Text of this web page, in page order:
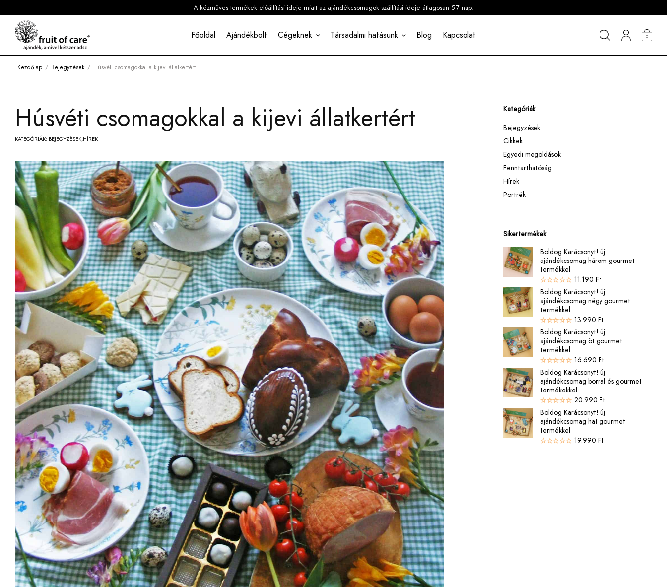
A kézműves termékek előállítási ideje miatt az ajándékcsomagok szállítási ideje átlagosan 5-7 nap.
Főoldal Ajándékbolt Cégeknek Társadalmi hatásunk Blog Kapcsolat 0
Kezdőlap Bejegyzések Húsvéti csomagokkal a kijevi állatkertért
Húsvéti csomagokkal a kijevi állatkertért
KATEGÓRIÁK: BEJEGYZÉSEK,HÍREK
Kategóriák
Bejegyzések
Cikkek
Egyedi megoldások
Fenntarthatóság
Hírek
Portrék
Sikertermékek
Boldog Karácsonyt! új
ajándékcsomag három gourmet
termékkel
11.190 Ft
Boldog Karácsonyt! új
ajándékcsomag négy gourmet
termékkel
13.990 Ft
Boldog Karácsonyt! új
ajándékcsomag öt gourmet
termékkel
16.690 Ft
Boldog Karácsonyt! új
ajándékcsomag borral és gourmet
termékekkel
20.990 Ft
Boldog Karácsonyt! új
ajándékcsomag hat gourmet
termékkel
19.990 Ft